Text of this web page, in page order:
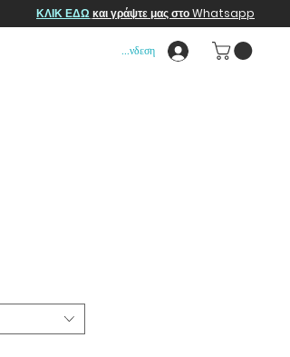
ΚΛΙΚ ΕΔΩκαι γράψτε μας στο Whatsapp
Σύνδεση